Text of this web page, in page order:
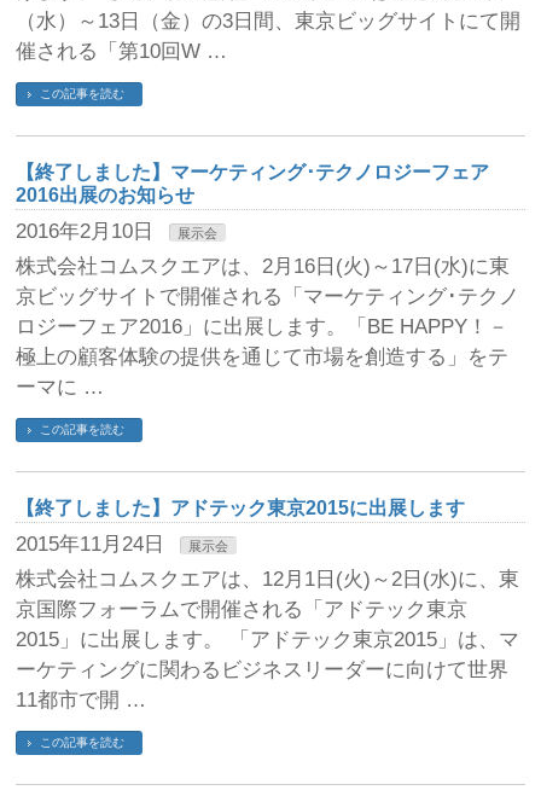
（水）～13日（金）の3日間、東京ビッグサイトにて開
催される「第10回W …
この記事を読む
【終了しました】マーケティング･テクノロジーフェア
2016出展のお知らせ
2016年2月10日 展示会
株式会社コムスクエアは、2月16日(火)～17日(水)に東
京ビッグサイトで開催される「マーケティング･テクノ
ロジーフェア2016」に出展します。「BE HAPPY！－
極上の顧客体験の提供を通じて市場を創造する」をテ
ーマに …
この記事を読む
【終了しました】アドテック東京2015に出展します
2015年11月24日 展示会
株式会社コムスクエアは、12月1日(火)～2日(水)に、東
京国際フォーラムで開催される「アドテック東京
2015」に出展します。 「アドテック東京2015」は、マ
ーケティングに関わるビジネスリーダーに向けて世界
11都市で開 …
この記事を読む